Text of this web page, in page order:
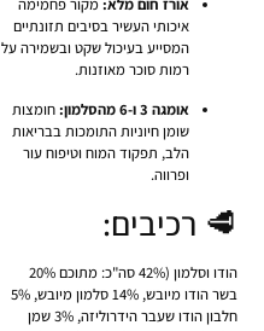
אורז חום מלא:מקור פחמימה
איכותי העשיר בסיבים תזונתיים
המסייע בעיכול שקט ובשמירה על
רמות סוכר מאוזנות.
אומגה 3 ו-6 מהסלמון:
חומצות
שומן חיוניות התומכות בבריאות
הלב, תפקוד המוח וטיפוח עור
ופרווה.
🥩 רכיבים:
הודו וסלמון (42% סה"כ: מתוכם 20%
בשר הודו מיובש, 14% סלמון מיובש, 5%
חלבון הודו שעבר הידרוליזה, 3% שמן